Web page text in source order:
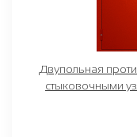
Двупольная
стыковочными